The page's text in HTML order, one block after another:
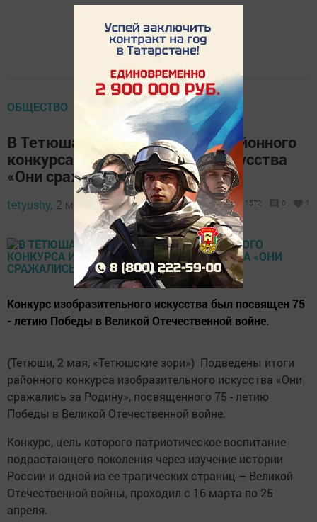
ОБЩЕСТВО
В Тетюшах подведены итоги районного
конкурса изобразительного искусства
«Они сражались за Родину»
tetyushy, 2 мая 2020 - 08:56 1572 0 1
Конкурс изобразительного искусства был посвящен 75
- летию Победы в Великой Отечественной войне.
(Тетюши, 2 мая, «Тетюшские зори») Подведены итоги
районного конкурса изобразительного искусства «Они
сражались за Родину», посвященного 75 - летию
Победы в Великой Отечественной войне.
Конкурс, цель которого патриотическое воспитание
подрастающего поколения через изучение истории
России и одной из ее трагических страниц – Великой
Отечественной войны, проходил с 16 марта по 25
апреля.